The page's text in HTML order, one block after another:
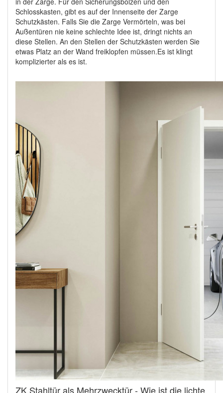
Schlosskasten, gibt es auf der Innenseite der Zarge
Schutzkästen. Falls Sie die Zarge Vermörteln, was bei
Außentüren nie keine schlechte Idee ist, dringt nichts an
diese Stellen. An den Stellen der Schutzkästen werden Sie
etwas Platz an der Wand freiklopfen müssen.Es ist klingt
komplizierter als es ist.
ZK Stahltür als Mehrzwecktür - Wie ist die lichte